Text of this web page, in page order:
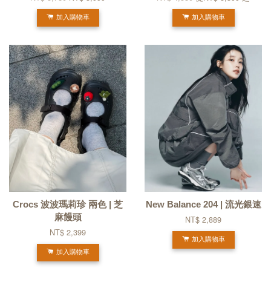
加入購物車 加入購物車
Crocs 波波瑪莉珍 兩色 | 芝
麻饅頭
NT$ 2,399
加入購物車
New Balance 204 | 流光銀速
NT$ 2,889
加入購物車